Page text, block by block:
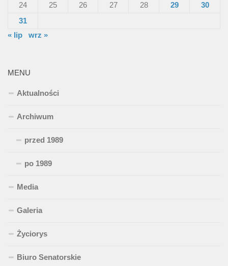
24
25 26 27 28 29
30
31
« lip
wrz »
MENU
Aktualności
Archiwum
przed 1989
po 1989
Media
Galeria
Życiorys
Biuro Senatorskie